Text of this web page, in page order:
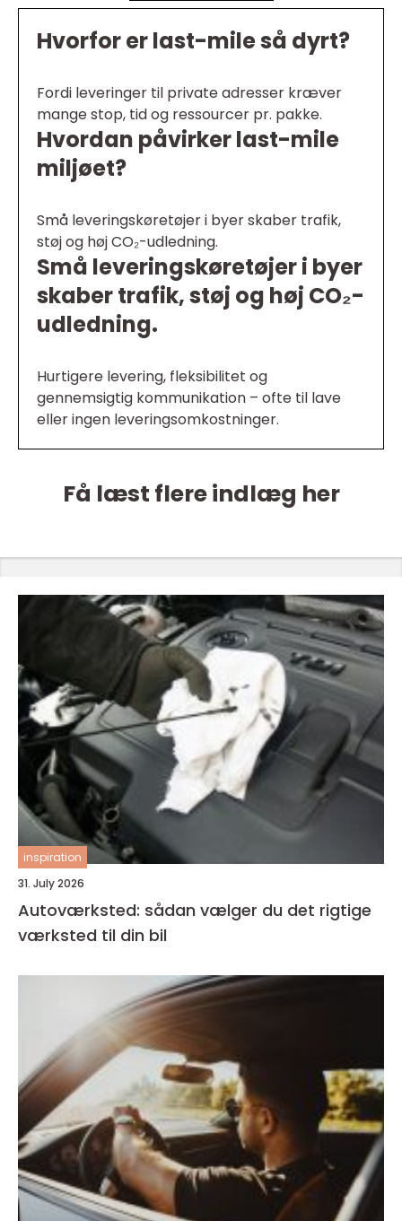
Hvorfor er last-mile så dyrt?
Fordi leveringer til private adresser kræver
mange stop, tid og ressourcer pr. pakke.
Hvordan påvirker last-mile
miljøet?
Små leveringskøretøjer i byer skaber trafik,
støj og høj CO₂-udledning.
Små leveringskøretøjer i byer
skaber trafik, støj og høj CO₂-
udledning.
Hurtigere levering, fleksibilitet og
gennemsigtig kommunikation – ofte til lave
eller ingen leveringsomkostninger.
Få læst flere indlæg her
inspiration
31. July 2026
Autoværksted: sådan vælger du det rigtige
værksted til din bil